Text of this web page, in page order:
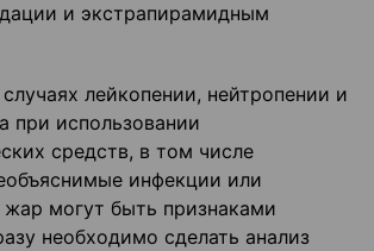
и экстрапирамидным
лейкопении, нейтропении и
при использовании
средств, в том числе
инфекции или
могут быть признаками
необходимо сделать анализ